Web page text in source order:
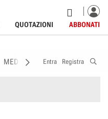
QUOTAZIONI ABBONATI
MEDIA MEMBRI
Entra Registra